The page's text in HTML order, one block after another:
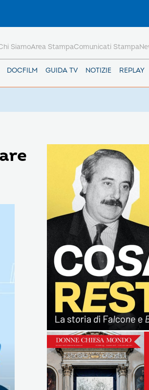
DOCFILM GUIDA TV NOTIZIE REPLAY
SiamoArea StampaComunicati Stampa